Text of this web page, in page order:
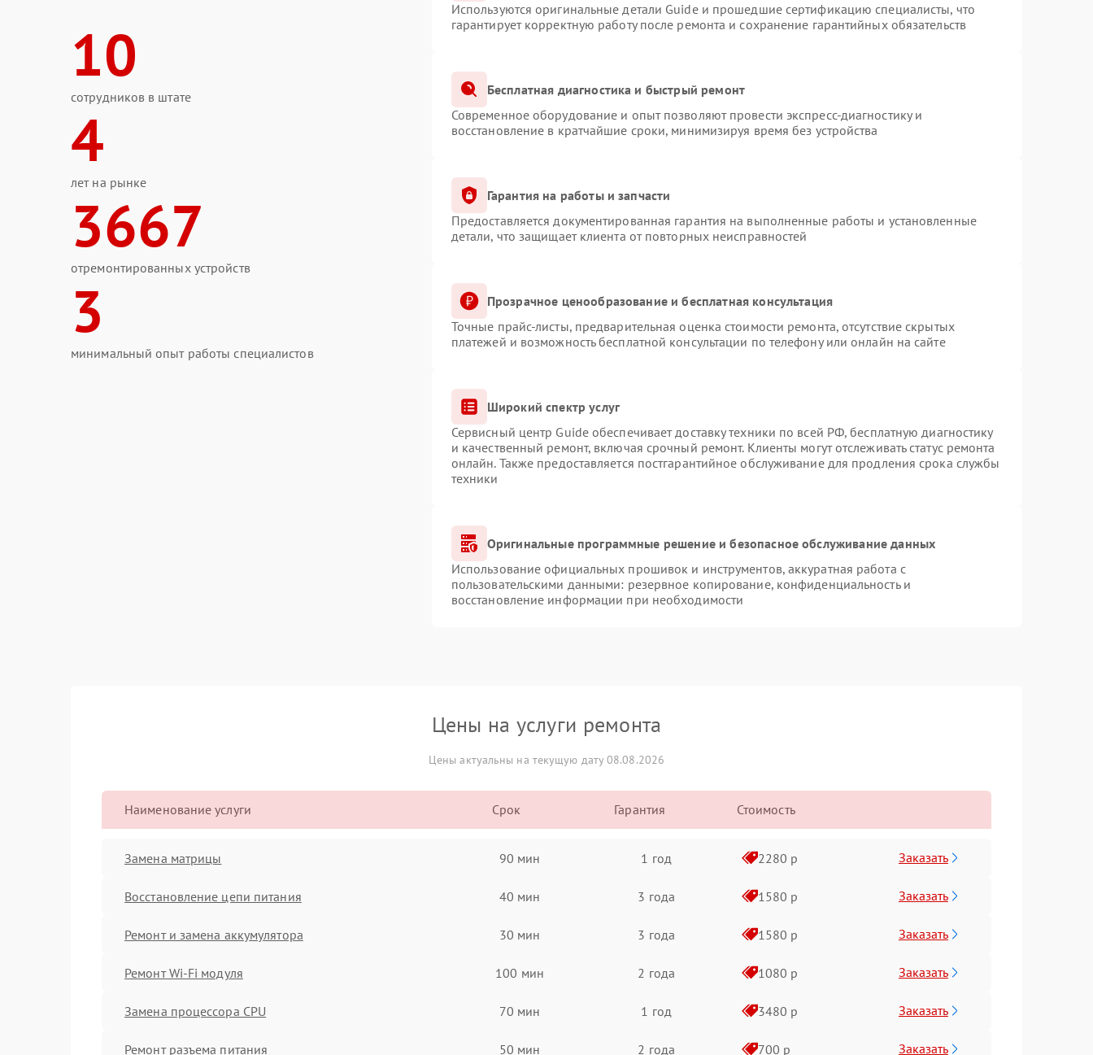
10
сотрудников в штате
4
лет на рынке
3667
отремонтированных устройств
3
минимальный опыт работы специалистов
Используются оригинальные детали Guide и прошедшие сертификацию специалисты, что
гарантирует корректную работу после ремонта и сохранение гарантийных обязательств
Бесплатная диагностика и быстрый ремонт
Современное оборудование и опыт позволяют провести экспресс-диагностику и
восстановление в кратчайшие сроки, минимизируя время без устройства
Гарантия на работы и запчасти
Предоставляется документированная гарантия на выполненные работы и установленные
детали, что защищает клиента от повторных неисправностей
Прозрачное ценообразование и бесплатная консультация
Точные прайс-листы, предварительная оценка стоимости ремонта, отсутствие скрытых
платежей и возможность бесплатной консультации по телефону или онлайн на сайте
Широкий спектр услуг
Сервисный центр Guide обеспечивает доставку техники по всей РФ, бесплатную диагностику
и качественный ремонт, включая срочный ремонт. Клиенты могут отслеживать статус ремонта
онлайн. Также предоставляется постгарантийное обслуживание для продления срока службы
техники
Оригинальные программные решение и безопасное обслуживание данных
Использование официальных прошивок и инструментов, аккуратная работа с
пользовательскими данными: резервное копирование, конфиденциальность и
восстановление информации при необходимости
Цены на услуги ремонта
Цены актуальны на текущую дату 08.08.2026
Наименование услуги Срок Гарантия Стоимость
Замена матрицы 90 мин 1 год 2280 р Заказать
Восстановление цепи питания 40 мин 3 года 1580 р Заказать
Ремонт и замена аккумулятора 30 мин 3 года 1580 р Заказать
Ремонт Wi-Fi модуля 100 мин 2 года 1080 р Заказать
Замена процессора CPU 70 мин 1 год 3480 р Заказать
Ремонт разъема питания 50 мин 2 года 700 р Заказать